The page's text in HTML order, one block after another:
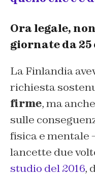
Ora legale,
giornate da 25
La Finlandia
richiesta
firme, ma
sulle
fisica e mentale
lancette due
studio del 2016,